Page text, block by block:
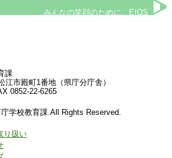
みんなの笑顔のために。EIOS
課
市殿町1番地（県庁分庁舎）
0852-22-6265
学校教育課.All Rights Reserved.
り扱い